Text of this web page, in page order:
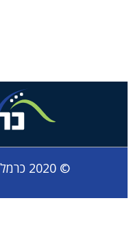
© 2020 כרמליסט